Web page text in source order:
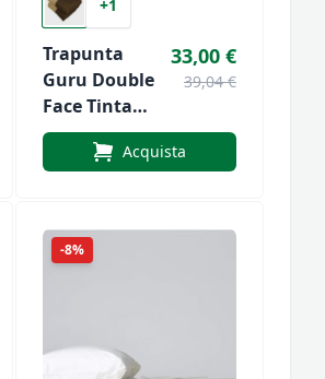
+1
Trapunta
Guru Double
Face Tinta
Unita
33,00 €
39,04 €
Acquista
-8%